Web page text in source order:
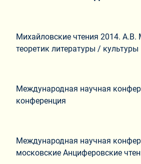
Михайловские чтения 2014. А.В.
теоретик литературы / культуры
Международная научная
конференция
Международная научная
московские Анциферовские